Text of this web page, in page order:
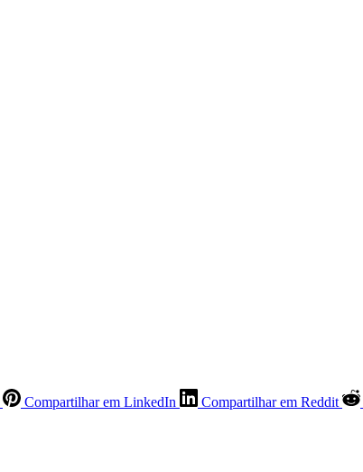
Compartilhar em LinkedIn Compartilhar em Reddit